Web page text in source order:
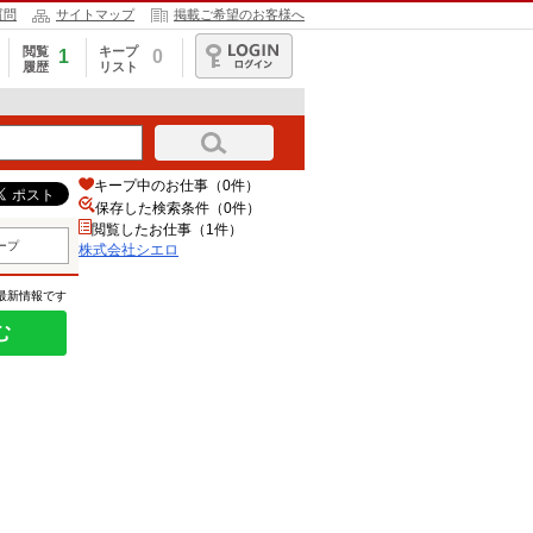
問 サイトマップ 掲載ご希望のお客様へ
閲覧
履歴
1
キープ
リスト
0
ログイン
プ
新情報です
キープ中のお仕事（0件）
保存した検索条件（0件）
閲覧したお仕事（1件）
株式会社シエロ